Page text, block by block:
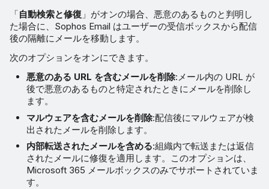
「自動検索と修復 」がオンの場合、悪意のあるものと判明し
た場合に、Sophos Email はユーザーの受信ボックスから配信
後の隔離にメールを移動します。
次のオプションをオンにできます。
悪意のある URL を含むメールを削除:メール内の URL が
後で悪意のあるものと特定されたときにメールを削除し
ます。
マルウェアを含むメールを削除:配信後にマルウェアが検
出されたメールを削除します。
内部転送されたメールを含める:組織内で転送または返信
されたメールに修復を適用します。このオプションは、
Microsoft 365 メールボックスのみでサポートされていま
す。